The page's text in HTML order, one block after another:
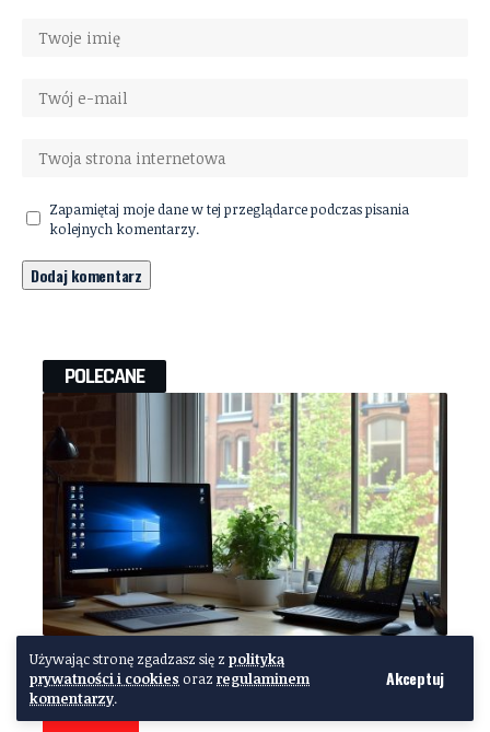
Używając stronę zgadzasz się z polityką
prywatności i cookies oraz regulaminem
komentarzy.
Akceptuj
Zapamiętaj moje dane w tej przeglądarce podczas pisania
kolejnych komentarzy.
POLECANE
Windows 11 Home czy Pro?
Porównanie wersji i funkcji